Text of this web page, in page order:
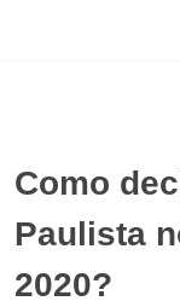
Como
Paulista
2020?